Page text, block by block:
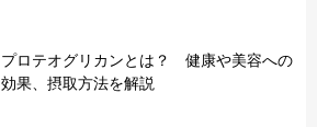
プロテオグリカンとは？ 健康や美容への
効果、摂取方法を解説